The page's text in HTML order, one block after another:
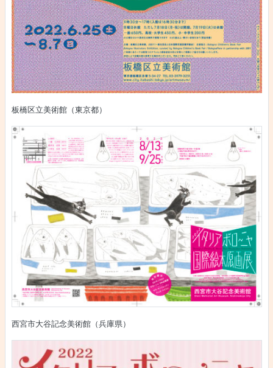
板橋区立美術館（東京都）
西宮市大谷記念美術館（兵庫県）